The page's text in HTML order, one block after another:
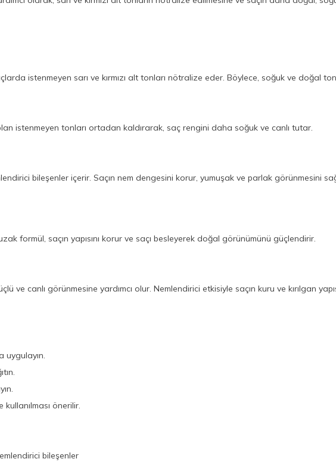
istenmeyen sarı ve kırmızı alt tonları nötralize eder. Böylece, soğuk ve doğal
istenmeyen tonları ortadan kaldırarak, saç rengini daha soğuk ve canlı tutar.
bileşenler içerir. Saçın nem dengesini korur, yumuşak ve parlak görünmesini
formül, saçın yapısını korur ve saçı besleyerek doğal görünümünü güçlendirir.
ve canlı görünmesine yardımcı olur. Nemlendirici etkisiyle saçın kuru ve kırılgan
uygulayın.
önerilir.
bileşenler